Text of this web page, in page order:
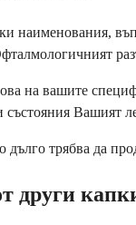
наименования,
на вашите
състояния Вашият
дълго трябва да
други